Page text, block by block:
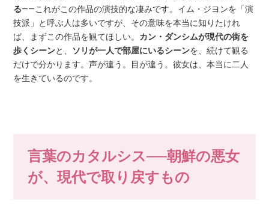
る——これがこの作品の演技的な凄みです。イム・ジヨンを「演
技派」と呼ぶ人は多いですが、その意味を本当に知りたけれ
ば、まずこの作品を観てほしい。 カン・ダンシムが現代の街を
歩くシーンと、 ソリが一人で部屋にいるシーンを、続けて観る
だけで分かります。声が違う。目が違う。彼女は、本当に二人
を生きているのです。
言葉のカタルシス──朝鮮の悪女
が、現代で取り戻すもの